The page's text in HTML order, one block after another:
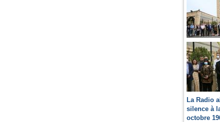
La Radio
silence à
octobre